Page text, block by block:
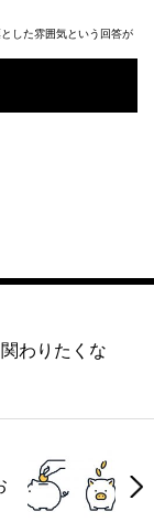
した雰囲気という回答が
わりたくな